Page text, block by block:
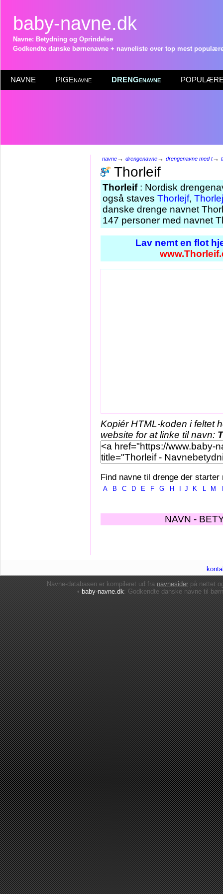
baby-navne.dk
Navne: Betydning og Oprindelse
Godkendte danske børnenavne + navneliste over top mest
NAVNE PIGEnavne DRENGenavne POPULÆRE
navne→ drengenavne→ drengenavne med t→
Thorleif
Thorleif: Nordisk
også staves Thorlejf,
danske drenge navnet
147 personer med navnet
Lav nemt en flot
Kopiér HTML-koden i feltet
website for at linke til navn:
Find navne til drenge der starter
A B C D E F G H J K L M
NAVN -
Navne-databasen er kompileret ud franavnesiderpå nettet
•baby-navne.dk: Godkendte danskenavne til børn